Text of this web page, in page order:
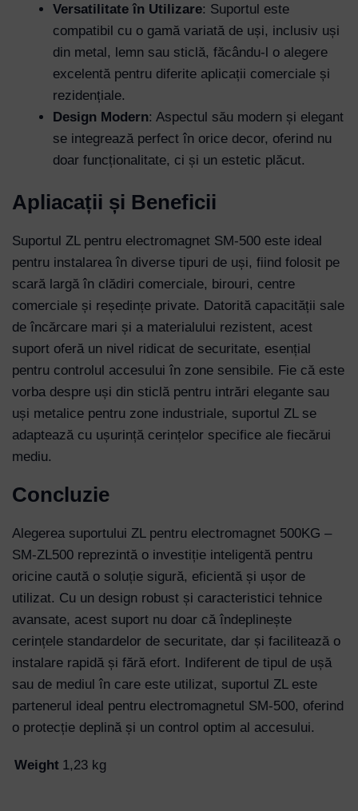
Versatilitate în Utilizare: Suportul este
compatibil cu o gamă variată de uși, inclusiv uși
din metal, lemn sau sticlă, făcându-l o alegere
excelentă pentru diferite aplicații comerciale și
rezidențiale.
Design Modern: Aspectul său modern și elegant
se integrează perfect în orice decor, oferind nu
doar funcționalitate, ci și un estetic plăcut.
Apliacații și Beneficii
Suportul ZL pentru electromagnet SM-500 este ideal
pentru instalarea în diverse tipuri de uși, fiind folosit pe
scară largă în clădiri comerciale, birouri, centre
comerciale și reședințe private. Datorită capacității sale
de încărcare mari și a materialului rezistent, acest
suport oferă un nivel ridicat de securitate, esențial
pentru controlul accesului în zone sensibile. Fie că este
vorba despre uși din sticlă pentru intrări elegante sau
uși metalice pentru zone industriale, suportul ZL se
adaptează cu ușurință cerințelor specifice ale fiecărui
mediu.
Concluzie
Alegerea suportului ZL pentru electromagnet 500KG –
SM-ZL500 reprezintă o investiție inteligentă pentru
oricine caută o soluție sigură, eficientă și ușor de
utilizat. Cu un design robust și caracteristici tehnice
avansate, acest suport nu doar că îndeplinește
cerințele standardelor de securitate, dar și facilitează o
instalare rapidă și fără efort. Indiferent de tipul de ușă
sau de mediul în care este utilizat, suportul ZL este
partenerul ideal pentru electromagnetul SM-500, oferind
o protecție deplină și un control optim al accesului.
Weight 1,23 kg